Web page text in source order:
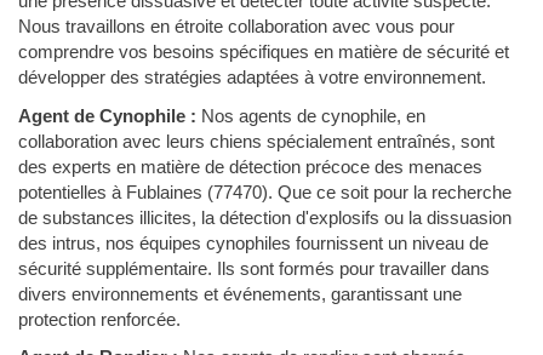
Nous travaillons en étroite collaboration avec vous pour
comprendre vos besoins spécifiques en matière de sécurité et
développer des stratégies adaptées à votre environnement.
Agent de Cynophile : Nos agents de cynophile, en
collaboration avec leurs chiens spécialement entraînés, sont
des experts en matière de détection précoce des menaces
potentielles à Fublaines (77470). Que ce soit pour la recherche
de substances illicites, la détection d'explosifs ou la dissuasion
des intrus, nos équipes cynophiles fournissent un niveau de
sécurité supplémentaire. Ils sont formés pour travailler dans
divers environnements et événements, garantissant une
protection renforcée.